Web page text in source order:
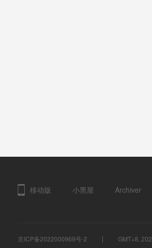
移动版 小黑屋 Archiver
京ICP备2022000969号-2 GMT+8,